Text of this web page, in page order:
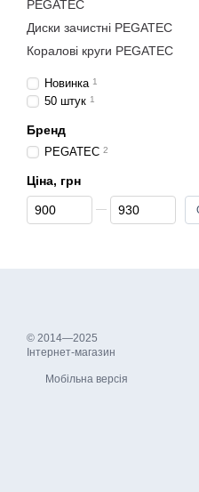
PEGATEC
Диски зачистні PEGATEC
Коралові круги PEGATEC
Новинка 1
50 штук 1
Бренд
PEGATEC 2
Ціна, грн
Від Ціна, грн
До Ціна, грн
© 2014—2025
Інтернет-магазин
Мобільна версія